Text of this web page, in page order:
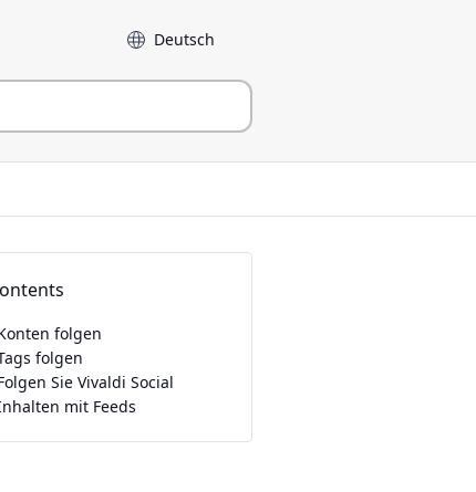
Sprache
folgen
folgen
Sie Vivaldi Social
mit Feeds